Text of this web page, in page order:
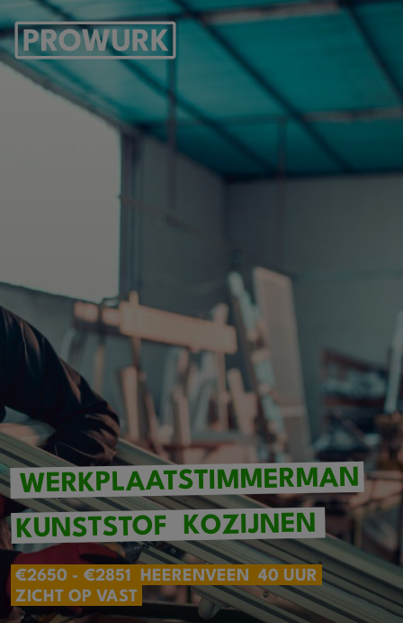
WERKPLAATSTIMMERMAN
KUNSTSTOF KOZIJNEN
€2650 - €2851 HEERENVEEN
40 UUR
ZICHT OP VAST